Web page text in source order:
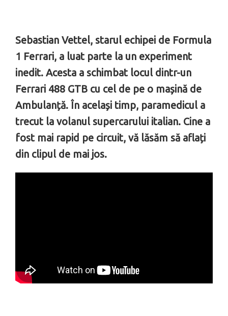
Sebastian Vettel, starul echipei de Formula
1 Ferrari, a luat parte la un experiment
inedit. Acesta a schimbat locul dintr-un
Ferrari 488 GTB cu cel de pe o mașină de
Ambulanță. În același timp, paramedicul a
trecut la volanul supercarului italian. Cine a
fost mai rapid pe circuit, vă lăsăm să aflați
din clipul de mai jos.